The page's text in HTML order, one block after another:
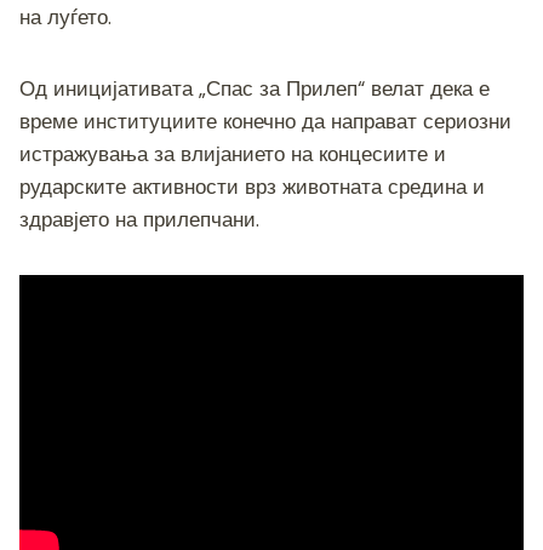
на луѓето.
Од иницијативата „Спас за Прилеп“ велат дека е
време институциите конечно да направат сериозни
истражувања за влијанието на концесиите и
рударските активности врз животната средина и
здравјето на прилепчани.